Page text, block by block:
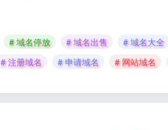
# 域名停放 # 域名出售
# 域名大全
# 注册域名 # 申请域名 # 网站域名